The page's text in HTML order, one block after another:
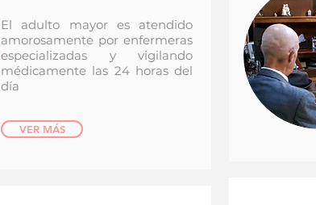
El adulto mayor es atendido
amorosamente por enfermeras
especializadas y vigilando
médicamente las 24 horas del
día
VER MÁS